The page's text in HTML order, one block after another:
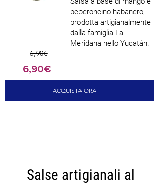
peperoncino habanero,
prodotta artigianalmente
dalla famiglia La
Meridana nello Yucatán.
6,90€
6,90€
ACQUISTA ORA
Salse artigianali al